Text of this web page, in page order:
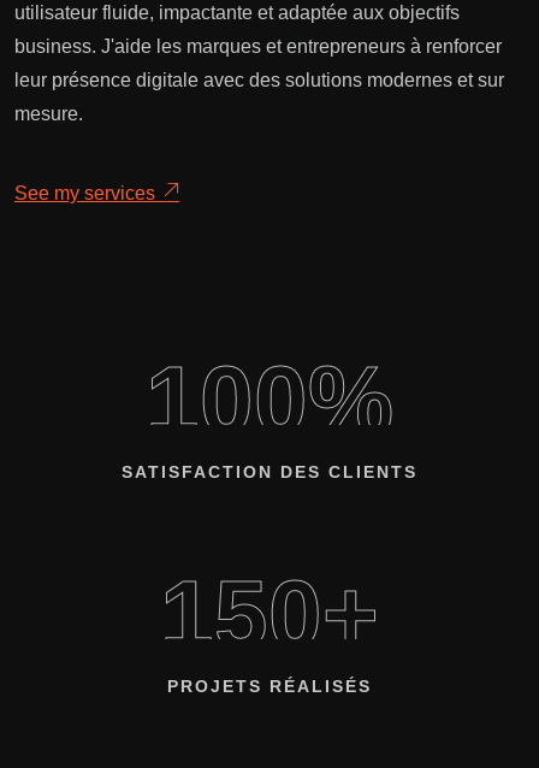
utilisateur fluide, impactante et adaptée aux objectifs
business. J'aide les marques et entrepreneurs à renforcer
leur présence digitale avec des solutions modernes et sur
mesure.
See my services
100%
SATISFACTION DES CLIENTS
150+
PROJETS RÉALISÉS